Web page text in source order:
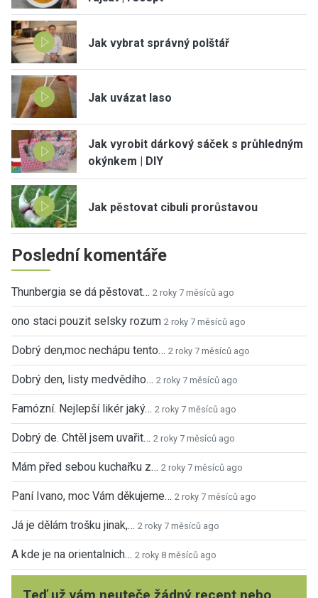
Jak vybrat správný polštář
Jak uvázat laso
Jak vyrobit dárkový sáček s průhledným
okýnkem | DIY
Jak pěstovat cibuli prorůstavou
Poslední komentáře
Thunbergia se dá pěstovat… 2 roky 7 měsíců ago
ono staci pouzit selsky rozum 2 roky 7 měsíců ago
Dobrý den,moc nechápu tento… 2 roky 7 měsíců ago
Dobrý den, listy medvědího… 2 roky 7 měsíců ago
Famózní. Nejlepší likér jaký… 2 roky 7 měsíců ago
Dobrý de. Chtěl jsem uvařit… 2 roky 7 měsíců ago
Mám před sebou kuchařku z… 2 roky 7 měsíců ago
Paní Ivano, moc Vám děkujeme… 2 roky 7 měsíců ago
Já je dělám trošku jinak,… 2 roky 7 měsíců ago
A kde je na orientalnich… 2 roky 8 měsíců ago
Teď už vám neuteče žádný recept nebo